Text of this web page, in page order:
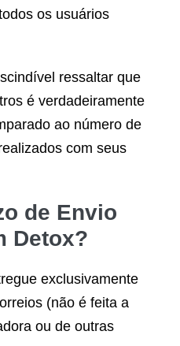
os usuários
ressaltar que
é verdadeiramente
ao número de
com seus
de Envio
Detox?
exclusivamente
(não é feita a
ou de outras